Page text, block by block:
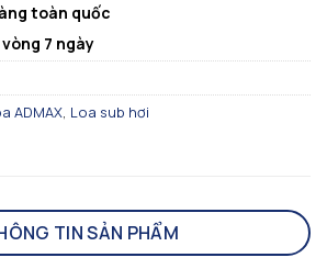
toàn quốc
7 ngày
ADMAX, Loa sub hơi
TIN SẢN PHẨM